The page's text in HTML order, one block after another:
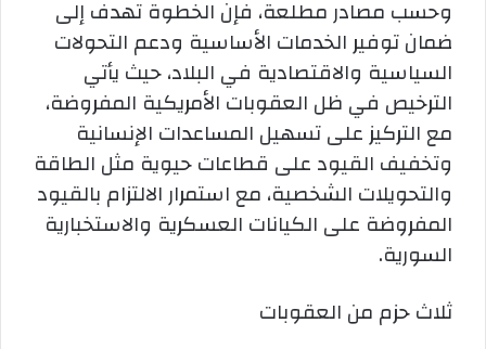
وحسب مصادر مطلعة، فإن الخطوة تهدف إلى
ضمان توفير الخدمات الأساسية ودعم التحولات
السياسية والاقتصادية في البلاد، حيث يأتي
الترخيص في ظل العقوبات الأمريكية المفروضة،
مع التركيز على تسهيل المساعدات الإنسانية
وتخفيف القيود على قطاعات حيوية مثل الطاقة
والتحويلات الشخصية، مع استمرار الالتزام بالقيود
المفروضة على الكيانات العسكرية والاستخبارية
السورية.
ثلاث حزم من العقوبات